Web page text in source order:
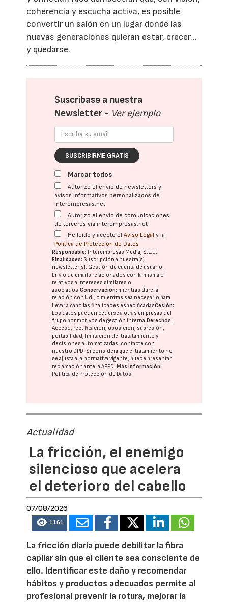
coherencia y escucha activa, es posible
convertir un salón en un lugar donde las
nuevas generaciones quieran estar, crecer…
y quedarse.
Suscríbase a nuestra
Newsletter - Ver ejemplo
SUSCRIBIRME GRATIS
Marcar todos
Autorizo el envío de newsletters y
avisos informativos personalizados de
interempresas.net
Autorizo el envío de comunicaciones
de terceros vía interempresas.net
He leído y acepto elAviso Legal y la
Política de Protección de Datos
Responsable: Interempresas Media, S.L.U.
Finalidades: Suscripción a nuestra(s)
newsletter(s). Gestión de cuenta de usuario.
Envío de emails relacionados con la misma o
relativos a intereses similares o
asociados.Conservación: mientras dure la
relación con Ud., o mientras sea necesario para
llevar a cabo las finalidades especificadasCesión:
Los datos pueden cederse a otras empresas del
grupo por motivos de gestión interna.Derechos:
Acceso, rectificación, oposición, supresión,
portabilidad, limitación del tratatamiento y
decisiones automatizadas: contacte con
nuestro DPD . Si considera que el tratamiento no
se ajusta a la normativa vigente, puede presentar
reclamación ante laAEPD .Más información:
Política de Protección de Datos
Actualidad
La fricción, el enemigo
silencioso que acelera
el deterioro del cabello
07/08/2026
1161
La fricción diaria puede debilitar la fibra
capilar sin que el cliente sea consciente de
ello. Identificar este daño y recomendar
hábitos y productos adecuados permite al
profesional prevenir la rotura, mejorar la